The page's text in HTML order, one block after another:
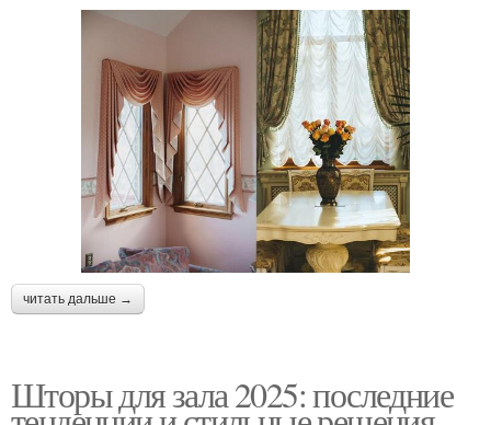
читать дальше →
Шторы для зала 2025: последние